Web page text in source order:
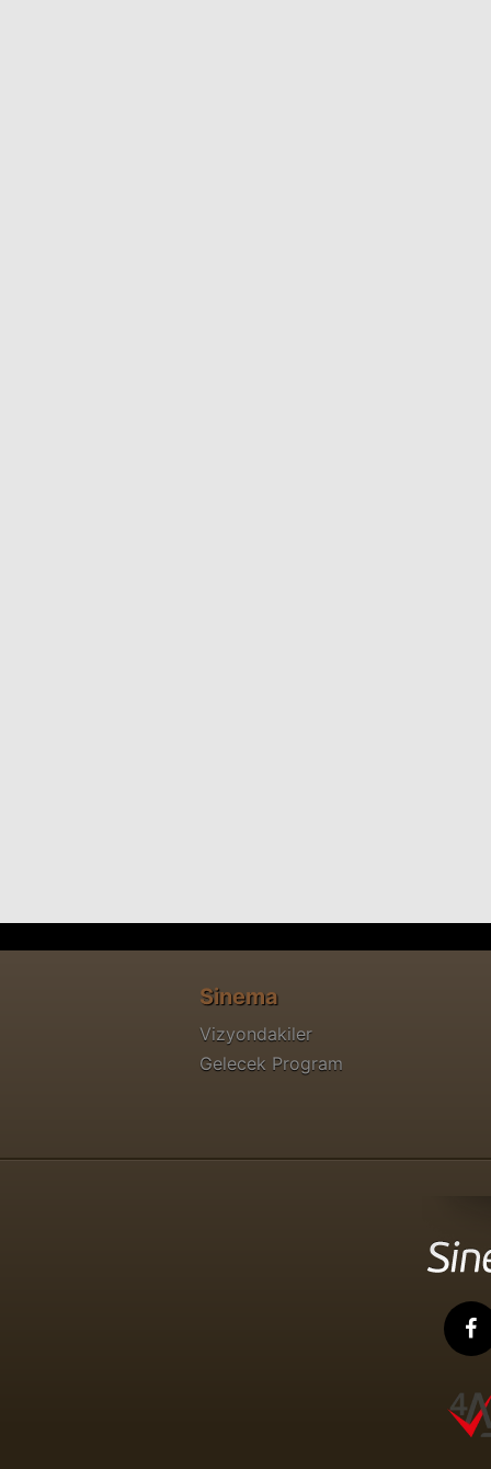
Sinema
Vizyondakiler
Gelecek Program